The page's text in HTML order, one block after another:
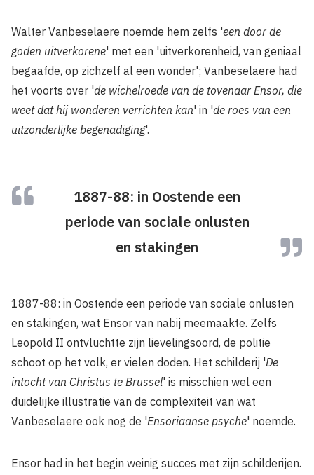
Walter Vanbeselaere noemde hem zelfs 'een door de
goden uitverkorene' met een 'uitverkorenheid, van geniaal
begaafde, op zichzelf al een wonder'; Vanbeselaere had
het voorts over 'de wichelroede van de tovenaar Ensor, die
weet dat hij wonderen verrichten kan' in 'de roes van een
uitzonderlijke begenadiging'.
1887-88: in Oostende een
periode van sociale onlusten
en stakingen
1887-88: in Oostende een periode van sociale onlusten
en stakingen, wat Ensor van nabij meemaakte. Zelfs
Leopold II ontvluchtte zijn lievelingsoord, de politie
schoot op het volk, er vielen doden. Het schilderij 'De
intocht van Christus te Brussel' is misschien wel een
duidelijke illustratie van de complexiteit van wat
Vanbeselaere ook nog de 'Ensoriaanse psyche' noemde.
Ensor had in het begin weinig succes met zijn schilderijen.